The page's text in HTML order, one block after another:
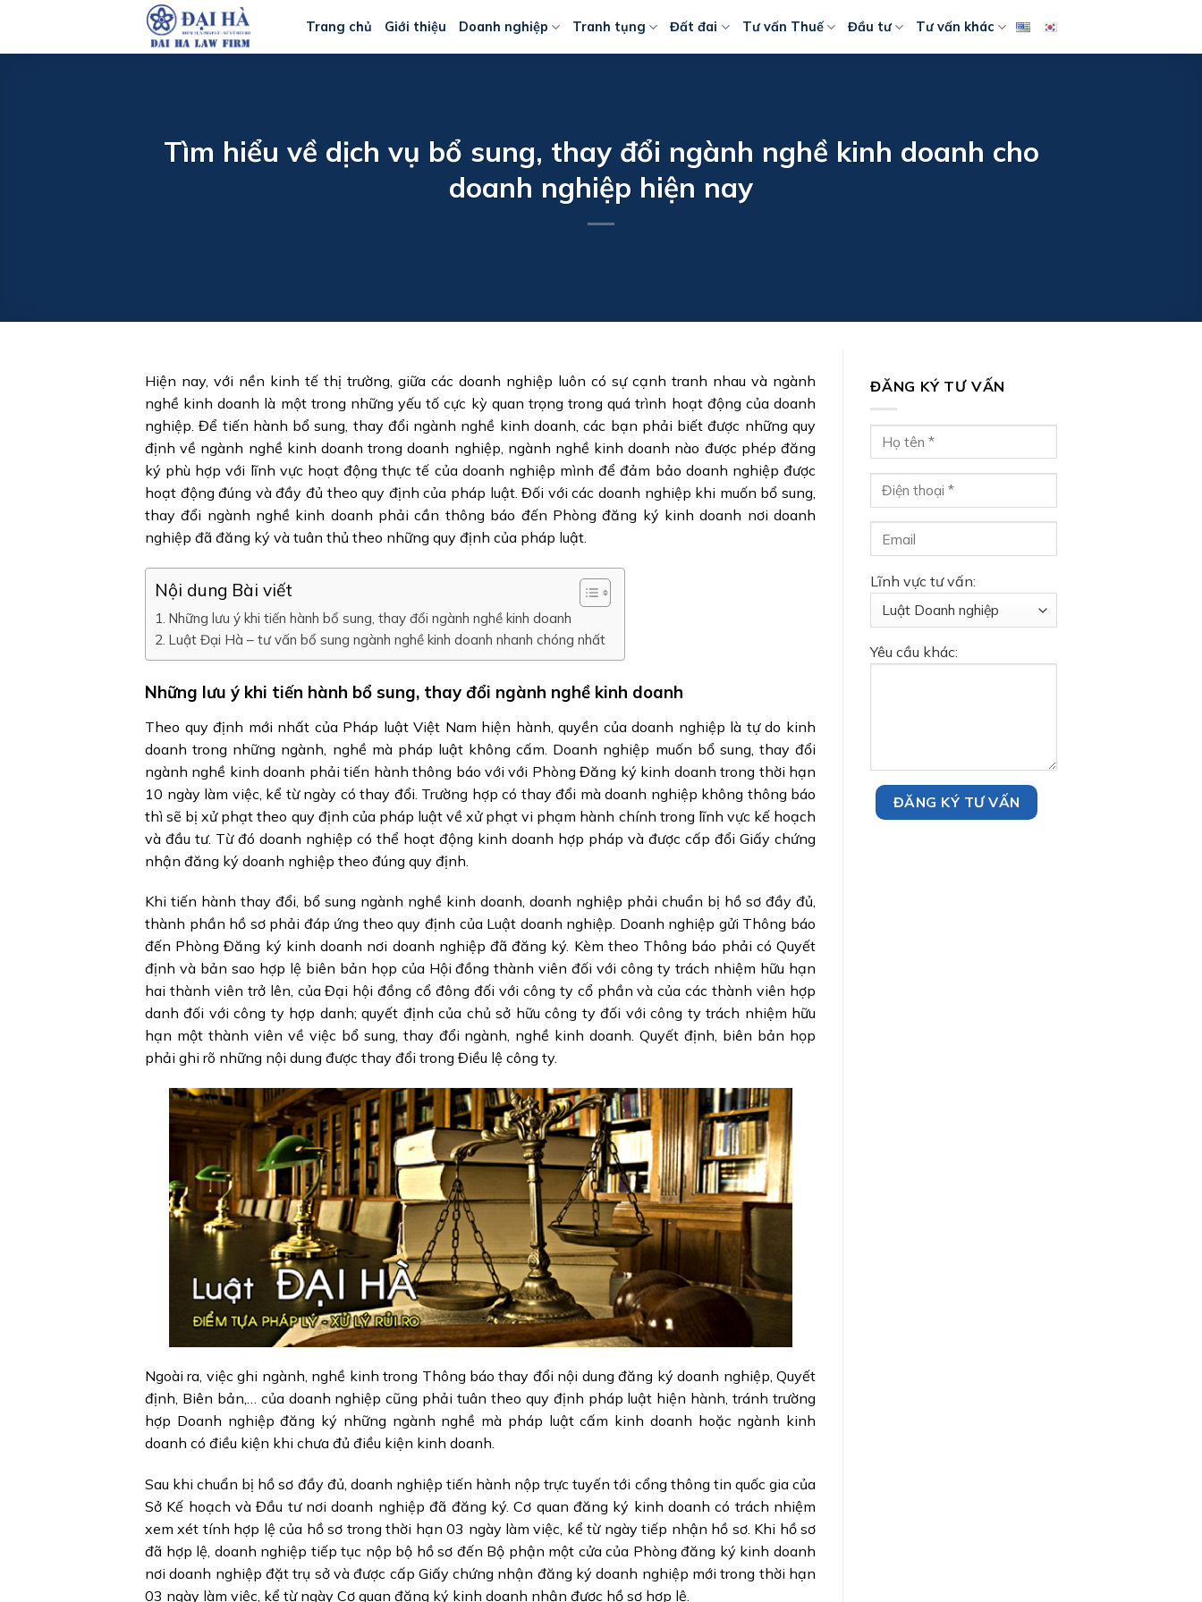
nội
Trang chủ Giới thiệu Doanh nghiệp Tranh tụng Đất đai Tư vấn Thuế Đầu tư Tư vấn khác
Tìm hiểu về dịch vụ bổ sung, thay đổi ngành nghề kinh doanh cho
doanh nghiệp hiện nay
Hiện nay, với nền kinh tế thị trường, giữa các doanh nghiệp luôn có sự cạnh tranh nhau và ngành
nghề kinh doanh là một trong những yếu tố cực kỳ quan trọng trong quá trình hoạt động của doanh
nghiệp. Để tiến hành bổ sung, thay đổi ngành nghề kinh doanh, các bạn phải biết được những quy
định về ngành nghề kinh doanh trong doanh nghiệp, ngành nghề kinh doanh nào được phép đăng
ký phù hợp với lĩnh vực hoạt động thực tế của doanh nghiệp mình để đảm bảo doanh nghiệp được
hoạt động đúng và đầy đủ theo quy định của pháp luật. Đối với các doanh nghiệp khi muốn bổ sung,
thay đổi ngành nghề kinh doanh phải cần thông báo đến Phòng đăng ký kinh doanh nơi doanh
nghiệp đã đăng ký và tuân thủ theo những quy định của pháp luật.
Nội dung Bài viết
Những lưu ý khi tiến hành bổ sung, thay đổi ngành nghề kinh doanh
Luật Đại Hà – tư vấn bổ sung ngành nghề kinh doanh nhanh chóng nhất
Những lưu ý khi tiến hành bổ sung, thay đổi ngành nghề kinh doanh
Theo quy định mới nhất của Pháp luật Việt Nam hiện hành, quyền của doanh nghiệp là tự do kinh
doanh trong những ngành, nghề mà pháp luật không cấm. Doanh nghiệp muốn bổ sung, thay đổi
ngành nghề kinh doanh phải tiến hành thông báo với với Phòng Đăng ký kinh doanh trong thời hạn
10 ngày làm việc, kể từ ngày có thay đổi. Trường hợp có thay đổi mà doanh nghiệp không thông báo
thì sẽ bị xử phạt theo quy định của pháp luật về xử phạt vi phạm hành chính trong lĩnh vực kế hoạch
và đầu tư. Từ đó doanh nghiệp có thể hoạt động kinh doanh hợp pháp và được cấp đổi Giấy chứng
nhận đăng ký doanh nghiệp theo đúng quy định.
Khi tiến hành thay đổi, bổ sung ngành nghề kinh doanh, doanh nghiệp phải chuẩn bị hồ sơ đầy đủ,
thành phần hồ sơ phải đáp ứng theo quy định của Luật doanh nghiệp. Doanh nghiệp gửi Thông báo
đến Phòng Đăng ký kinh doanh nơi doanh nghiệp đã đăng ký. Kèm theo Thông báo phải có Quyết
định và bản sao hợp lệ biên bản họp của Hội đồng thành viên đối với công ty trách nhiệm hữu hạn
hai thành viên trở lên, của Đại hội đồng cổ đông đối với công ty cổ phần và của các thành viên hợp
danh đối với công ty hợp danh; quyết định của chủ sở hữu công ty đối với công ty trách nhiệm hữu
hạn một thành viên về việc bổ sung, thay đổi ngành, nghề kinh doanh. Quyết định, biên bản họp
phải ghi rõ những nội dung được thay đổi trong Điều lệ công ty.
Ngoài ra, việc ghi ngành, nghề kinh trong Thông báo thay đổi nội dung đăng ký doanh nghiệp, Quyết
định, Biên bản,… của doanh nghiệp cũng phải tuân theo quy định pháp luật hiện hành, tránh trường
hợp Doanh nghiệp đăng ký những ngành nghề mà pháp luật cấm kinh doanh hoặc ngành kinh
doanh có điều kiện khi chưa đủ điều kiện kinh doanh.
Sau khi chuẩn bị hồ sơ đầy đủ, doanh nghiệp tiến hành nộp trực tuyến tới cổng thông tin quốc gia của
Sở Kế hoạch và Đầu tư nơi doanh nghiệp đã đăng ký. Cơ quan đăng ký kinh doanh có trách nhiệm
xem xét tính hợp lệ của hồ sơ trong thời hạn 03 ngày làm việc, kể từ ngày tiếp nhận hồ sơ. Khi hồ sơ
đã hợp lệ, doanh nghiệp tiếp tục nộp bộ hồ sơ đến Bộ phận một cửa của Phòng đăng ký kinh doanh
nơi doanh nghiệp đặt trụ sở và được cấp Giấy chứng nhận đăng ký doanh nghiệp mới trong thời hạn
03 ngày làm việc, kể từ ngày Cơ quan đăng ký kinh doanh nhận được hồ sơ hợp lệ.
ĐĂNG KÝ TƯ VẤN
Lĩnh vực tư vấn:
Yêu cầu khác: